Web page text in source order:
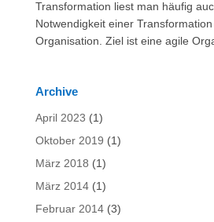
Transformation liest man häufig
Notwendigkeit einer
Organisation. Ziel ist eine agile
Archive
April 2023 (1)
Oktober 2019 (1)
März 2018 (1)
März 2014(1)
Februar 2014(3)